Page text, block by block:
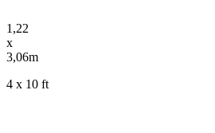
1,22
x
3,06m
4 x 10 ft